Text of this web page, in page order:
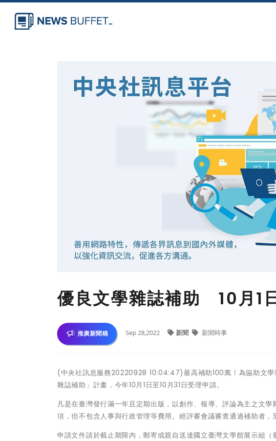
優良文學雜誌補助 10月1
推廣新聞稿 Sep 28,2022 新聞 新聞時事
(中央社訊息服務20220928 10:04:47)最高補助100萬！為協助文學
雜誌補助」計畫，今年10月1日至10月31日受理申請。
凡是在臺灣發行滿一年且定期出版，以創作、報導、評論為主之文
項，但不包含人事與行政管理等費用。經評審會議審查通過補助者，
申請文件請於截止期限內，郵寄或親自送達國立臺灣文學館展示組